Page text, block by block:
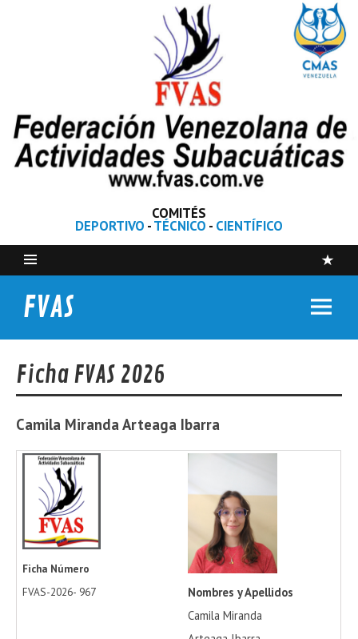
COMITÉS
DEPORTIVO -TÉCNICO - CIENTÍFICO
FVAS
Ficha FVAS 2026
Camila MirandaArteaga Ibarra
Ficha Número
FVAS-2026- 967
Nombres y Apellidos
Camila Miranda